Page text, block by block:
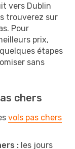
vers Dublin
trouverez sur
Pour
prix,
étapes
sans
chers
vols pas chers
: les jours